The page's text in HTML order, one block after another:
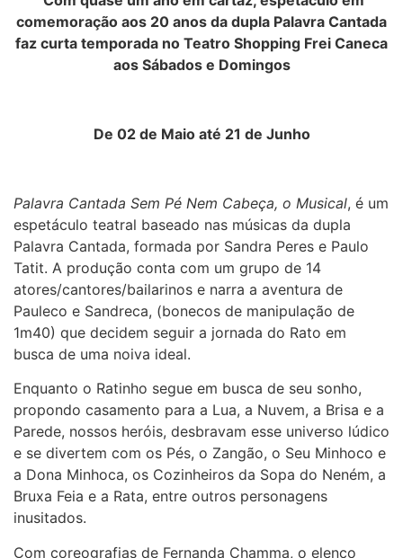
comemoração aos 20 anos da dupla Palavra Cantada
faz curta temporada no Teatro Shopping Frei Caneca
aos Sábados e Domingos
De 02 de Maio até 21 de Junho
Palavra Cantada Sem Pé Nem Cabeça, o Musical, é um
espetáculo teatral baseado nas músicas da dupla
Palavra Cantada, formada por Sandra Peres e Paulo
Tatit. A produção conta com um grupo de 14
atores/cantores/bailarinos e narra a aventura de
Pauleco e Sandreca, (bonecos de manipulação de
1m40) que decidem seguir a jornada do Rato em
busca de uma noiva ideal.
Enquanto o Ratinho segue em busca de seu sonho,
propondo casamento para a Lua, a Nuvem, a Brisa e a
Parede, nossos heróis, desbravam esse universo lúdico
e se divertem com os Pés, o Zangão, o Seu Minhoco e
a Dona Minhoca, os Cozinheiros da Sopa do Neném, a
Bruxa Feia e a Rata, entre outros personagens
inusitados.
Com coreografias de Fernanda Chamma, o elenco